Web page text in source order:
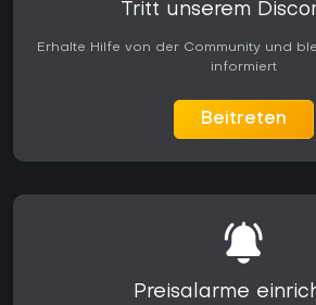
Tritt unserem
Erhalte Hilfe von der Community und
informiert
Beitreten
Preisalarme